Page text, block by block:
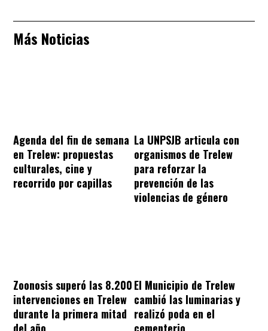
Más Noticias
Agenda del fin de semana
en Trelew: propuestas
culturales, cine y
recorrido por capillas
La UNPSJB articula con
organismos de Trelew
para reforzar la
prevención de las
violencias de género
Zoonosis superó las 8.200
intervenciones en Trelew
durante la primera mitad
El Municipio de Trelew
cambió las luminarias y
realizó poda en el